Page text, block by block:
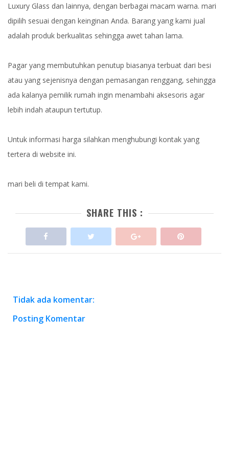
Luxury Glass dan lainnya, dengan berbagai macam warna. mari
dipilih sesuai dengan keinginan Anda. Barang yang kami jual
adalah produk berkualitas sehingga awet tahan lama.
Pagar yang membutuhkan penutup biasanya terbuat dari besi
atau yang sejenisnya dengan pemasangan renggang, sehingga
ada kalanya pemilik rumah ingin menambahi aksesoris agar
lebih indah ataupun tertutup.
Untuk informasi harga silahkan menghubungi kontak yang
tertera di website ini.
mari beli di tempat kami.
SHARE THIS :
Tidak ada komentar:
Posting Komentar